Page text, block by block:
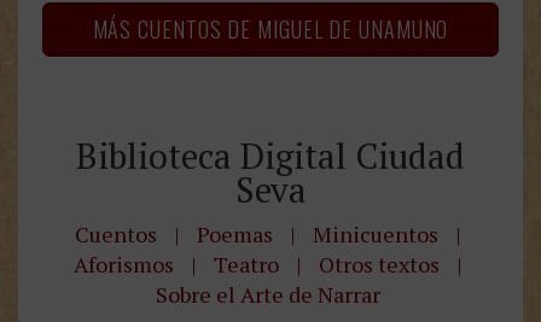
MÁS CUENTOS DE MIGUEL DE UNAMUNO
Biblioteca Digital Ciudad
Seva
Cuentos | Poemas | Minicuentos
|
Aforismos
| Teatro | Otros textos
|
Sobre el Arte de Narrar